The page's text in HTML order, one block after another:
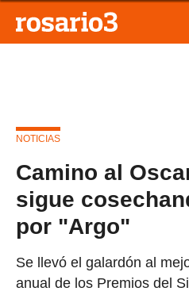
NOTICIAS
Camino al
sigue
por "Argo"
Se llevó el galardón al
anual de los Premios del